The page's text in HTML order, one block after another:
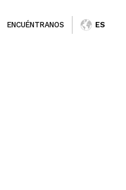
ENCUÉNTRANOS ES